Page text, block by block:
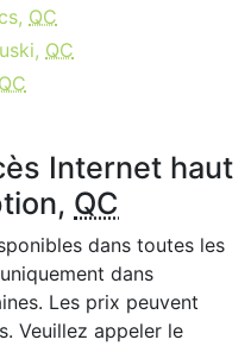
QC
QC
QC
Internet haut
QC
dans toutes les
dans
Les prix peuvent
Veuillez appeler le